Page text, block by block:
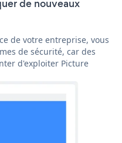
de nouveaux
de votre entreprise, vous
de sécurité, car des
d'exploiter Picture